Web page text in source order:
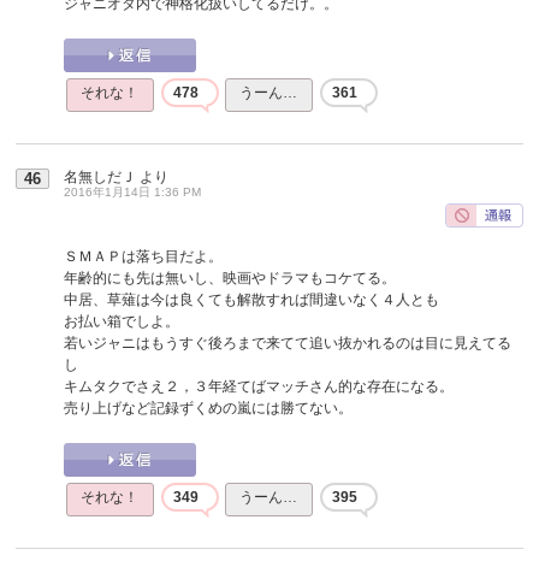
ジャニオタ内で神格化扱いしてるだけ。。
それな！ 478 うーん… 361
46 名無しだＪ より
2016年1月14日 1:36 PM
ＳＭＡＰは落ち目だよ。
年齢的にも先は無いし、映画やドラマもコケてる。
中居、草薙は今は良くても解散すれば間違いなく４人とも
お払い箱でしよ。
若いジャニはもうすぐ後ろまで来てて追い抜かれるのは目に見えてる
し
キムタクでさえ２，３年経てばマッチさん的な存在になる。
売り上げなど記録ずくめの嵐には勝てない。
それな！ 349 うーん… 395